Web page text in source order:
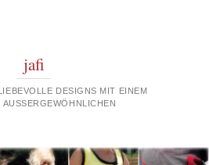
jafi
DESIGNS MIT EINEM